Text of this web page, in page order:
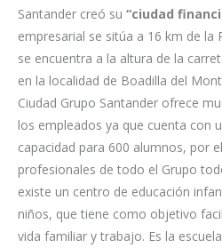
Santander creó su “ciudad
empresarial se sitúa a 16 km de la
se encuentra a la altura de la
en la localidad de Boadilla del
Ciudad Grupo Santander ofrece
los empleados ya que cuenta con
capacidad para 600 alumnos, por
profesionales de todo el Grupo
existe un centro de educación
niños, que tiene como objetivo
vida familiar y trabajo. Es la